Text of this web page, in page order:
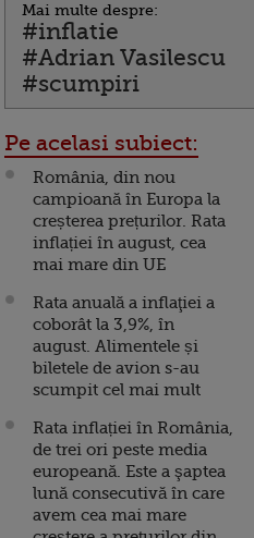
Mai multe despre:
#inflatie
#Adrian Vasilescu
#scumpiri
Pe acelasi subiect:
România, din nou
campioană în Europa la
creșterea prețurilor. Rata
inflației în august, cea
mai mare din UE
Rata anuală a inflaţiei a
coborât la 3,9%, în
august. Alimentele și
biletele de avion s-au
scumpit cel mai mult
Rata inflației în România,
de trei ori peste media
europeană. Este a şaptea
lună consecutivă în care
avem cea mai mare